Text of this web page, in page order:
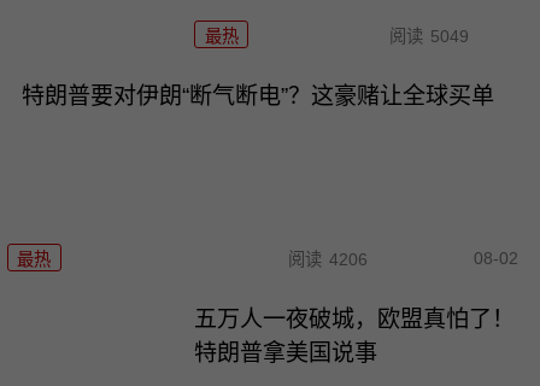
最热 阅读 5049
特朗普要对伊朗“断气断电”？这豪赌让全球买单
最热 阅读 4206 08-02
五万人一夜破城，欧盟真怕了！
特朗普拿美国说事